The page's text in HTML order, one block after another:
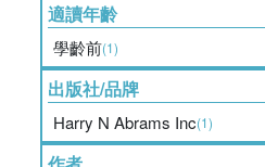
適讀年齡
學齡前(1)
出版社/品牌
Harry N Abrams Inc(1)